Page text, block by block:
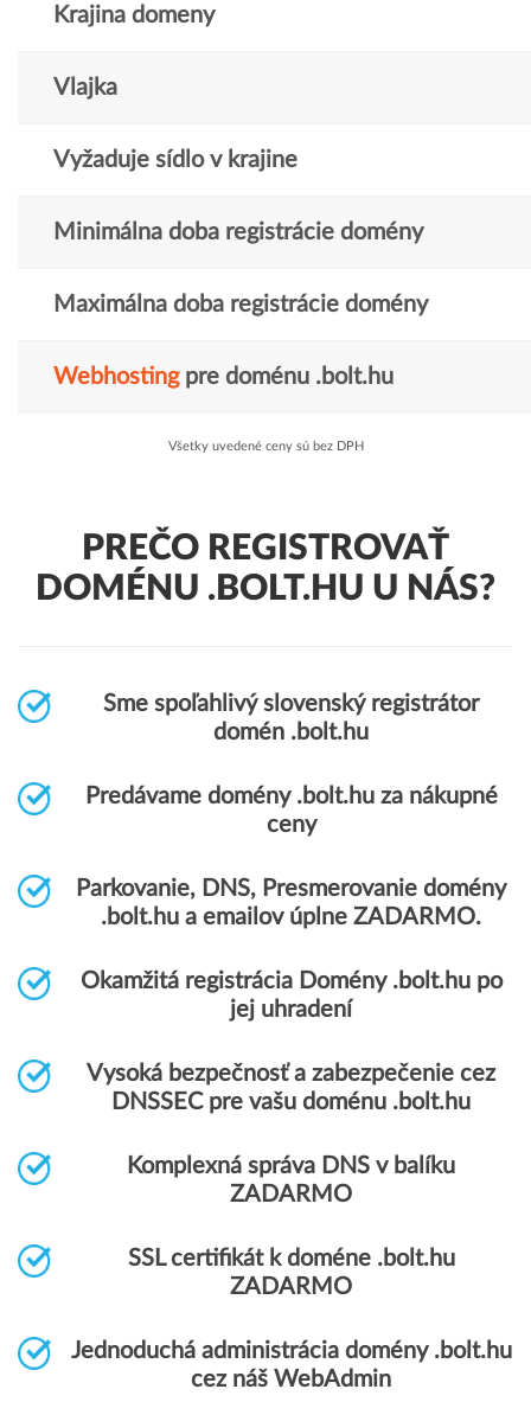
Krajina domeny
Vlajka
Vyžaduje sídlo v krajine
Minimálna doba registrácie domény
Maximálna doba registrácie domény
Webhostingpre doménu .bolt.hu
Všetky uvedené ceny sú bez DPH
PREČO REGISTROVAŤ
DOMÉNU .BOLT.HU U NÁS?
Sme spoľahlivý slovenský registrátor
domén .bolt.hu
Predávame domény .bolt.hu za nákupné
ceny
Parkovanie, DNS, Presmerovanie domény
.bolt.hu a emailov úplne ZADARMO.
Okamžitá registrácia Domény .bolt.hu po
jej uhradení
Vysoká bezpečnosť a zabezpečenie cez
DNSSEC pre vašu doménu .bolt.hu
Komplexná správa DNS v balíku
ZADARMO
SSL certifikát k doméne .bolt.hu
ZADARMO
Jednoduchá administrácia domény .bolt.hu
cez náš WebAdmin